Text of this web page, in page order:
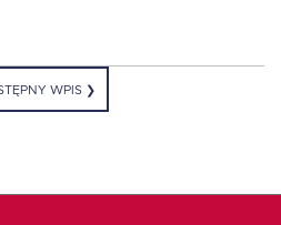
WPIS ❯